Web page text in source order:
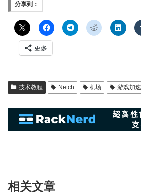
分享到：
更多
技术教程 Netch 机场 游戏加速
相关文章